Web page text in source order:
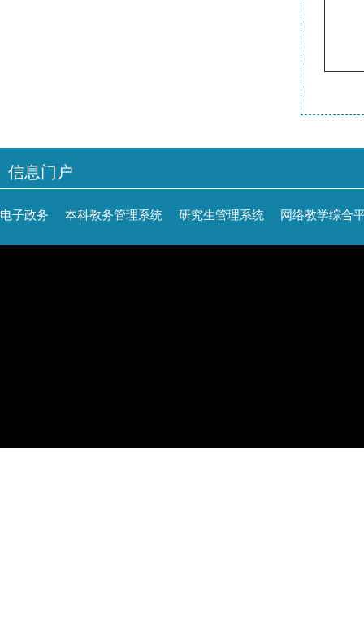
信息门户
电子政务 本科教务管理系统 研究生管理系统 网络教学综合